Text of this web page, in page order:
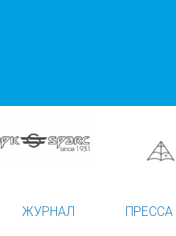
ЖУРНАЛ ПРЕССА